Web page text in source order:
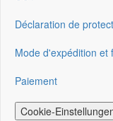
Déclaration de
Mode d'expédition et
Paiement
Cookie-